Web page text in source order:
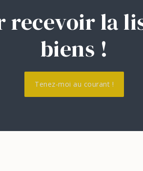
la
biens !
Tenez-moi au courant !